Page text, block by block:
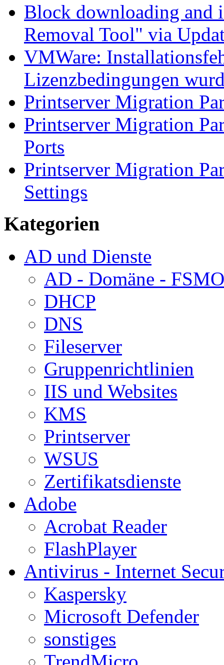
Block downloading and
Removal Tool" via
VMWare:
Lizenzbedingungen
Printserver Migration
Printserver Migration
Ports
Printserver Migration
Settings
Kategorien
AD und Dienste
AD - Domäne - FSMO
DHCP
DNS
Fileserver
Gruppenrichtlinien
IIS und Websites
KMS
Printserver
WSUS
Zertifikatsdienste
Adobe
Acrobat Reader
FlashPlayer
Antivirus - Internet
Kaspersky
Microsoft Defender
sonstiges